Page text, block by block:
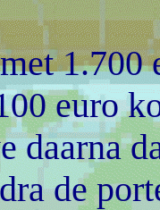
euro
daarna
de